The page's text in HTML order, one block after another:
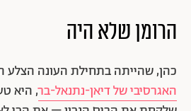
הרומן שלא היה
כהן, שהייתה בתחילת העונה הצלע
האגרסיבי של דיאן-נתנאל-בר, היא